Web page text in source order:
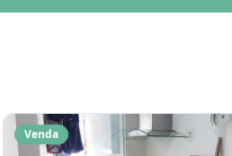
Venda